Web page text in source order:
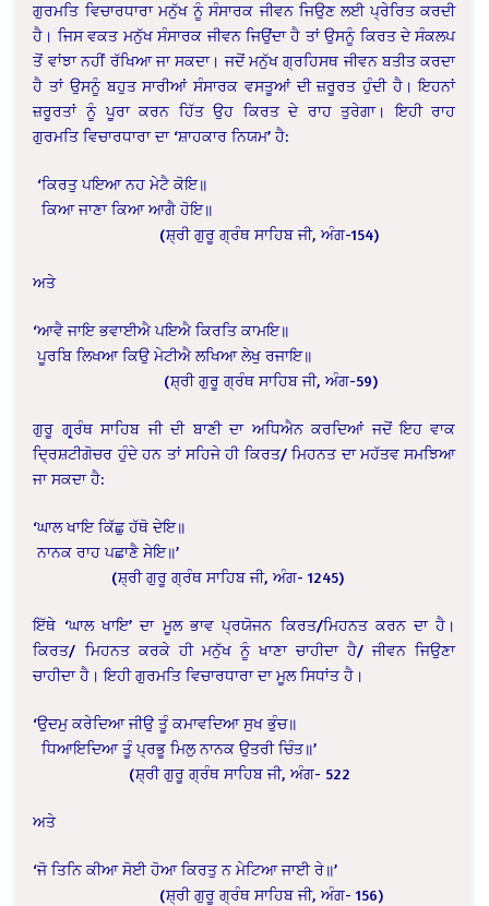
ਗੁਰਮਤਿ ਵਿਚਾਰਧਾਰਾ ਮਨੁੱਖ ਨੂੰ ਸੰਸਾਰਕ ਜੀਵਨ ਜਿਉਣ ਲਈ ਪ੍ਰੇਰਿਤ ਕਰਦੀ
ਹੈ। ਜਿਸ ਵਕਤ ਮਨੁੱਖ ਸੰਸਾਰਕ ਜੀਵਨ ਜਿਉਂਦਾ ਹੈ ਤਾਂ ਉਸਨੂੰ ਕਿਰਤ ਦੇ ਸੰਕਲਪ
ਤੋਂ ਵਾਂਝਾ ਨਹੀਂ ਰੱਖਿਆ ਜਾ ਸਕਦਾ। ਜਦੋਂ ਮਨੁੱਖ ਗ੍ਰਹਿਸਥ ਜੀਵਨ ਬਤੀਤ ਕਰਦਾ
ਹੈ ਤਾਂ ਉਸਨੂੰ ਬਹੁਤ ਸਾਰੀਆਂ ਸੰਸਾਰਕ ਵਸਤੂਆਂ ਦੀ ਜ਼ਰੂਰਤ ਹੁੰਦੀ ਹੈ। ਇਹਨਾਂ
ਜ਼ਰੂਰਤਾਂ ਨੂੰ ਪੂਰਾ ਕਰਨ ਹਿੱਤ ਉਹ ਕਿਰਤ ਦੇ ਰਾਹ ਤੁਰੇਗਾ। ਇਹੀ ਰਾਹ
ਗੁਰਮਤਿ ਵਿਚਾਰਧਾਰਾ ਦਾ ‘ਸ਼ਾਹਕਾਰ ਨਿਯਮ’ ਹੈ:
‘ਕਿਰਤੁ ਪਇਆ ਨਹ ਮੇਟੈ ਕੋਇ॥
ਕਿਆ ਜਾਣਾ ਕਿਆ ਆਗੈ ਹੋਇ॥
(ਸ਼੍ਰੀ ਗੁਰੂ ਗ੍ਰੰਥ ਸਾਹਿਬ ਜੀ, ਅੰਗ-154)
ਅਤੇ
‘ਆਵੈ ਜਾਇ ਭਵਾਈਐ ਪਇਐ ਕਿਰਤਿ ਕਾਮਇ॥
ਪੂਰਬਿ ਲਿਖਆ ਕਿਉ ਮੇਟੀਐ ਲਖਿਆ ਲੇਖੁ ਰਜਾਇ॥
(ਸ਼੍ਰੀ ਗੁਰੂ ਗ੍ਰੰਥ ਸਾਹਿਬ ਜੀ, ਅੰਗ-59)
ਗੁਰੂ ਗ੍ਰ੍ਰੰਥ ਸਾਹਿਬ ਜੀ ਦੀ ਬਾਣੀ ਦਾ ਅਧਿਐਨ ਕਰਦਿਆਂ ਜਦੋਂ ਇਹ ਵਾਕ
ਦ੍ਰਿਸ਼ਟੀਗੋਚਰ ਹੁੰਦੇ ਹਨ ਤਾਂ ਸਹਿਜੇ ਹੀ ਕਿਰਤ/ ਮਿਹਨਤ ਦਾ ਮਹੱਤਵ ਸਮਝਿਆ
ਜਾ ਸਕਦਾ ਹੈ:
‘ਘਾਲ ਖਾਇ ਕਿੱਛੁ ਹੱਥੋ ਦੇਇ॥
ਨਾਨਕ ਰਾਹ ਪਛਾਣੈ ਸੇਇ॥’
(ਸ਼੍ਰੀ ਗੁਰੂ ਗ੍ਰੰਥ ਸਾਹਿਬ ਜੀ, ਅੰਗ- 1245)
ਇੱਥੇ ‘ਘਾਲ ਖਾਇ’ ਦਾ ਮੂਲ ਭਾਵ ਪ੍ਰਯੋਜਨ ਕਿਰਤ/ਮਿਹਨਤ ਕਰਨ ਦਾ ਹੈ।
ਕਿਰਤ/ ਮਿਹਨਤ ਕਰਕੇ ਹੀ ਮਨੁੱਖ ਨੂੰ ਖਾਣਾ ਚਾਹੀਦਾ ਹੈ/ ਜੀਵਨ ਜਿਉਣਾ
ਚਾਹੀਦਾ ਹੈ। ਇਹੀ ਗੁਰਮਤਿ ਵਿਚਾਰਧਾਰਾ ਦਾ ਮੂਲ ਸਿਧਾਂਤ ਹੈ।
‘ਉਦਮੁ ਕਰੇਦਿਆ ਜੀਉ ਤੂੰ ਕਮਾਵਦਿਆ ਸੁਖ ਭੁੰਚ॥
ਧਿਆਇਦਿਆ ਤੂੰ ਪ੍ਰਭੂ ਮਿਲੁ ਨਾਨਕ ਉਤਰੀ ਚਿੰਤ॥’
(ਸ਼੍ਰੀ ਗੁਰੂ ਗ੍ਰੰਥ ਸਾਹਿਬ ਜੀ, ਅੰਗ- 522
ਅਤੇ
‘ਜੋ ਤਿਨਿ ਕੀਆ ਸੋਈ ਹੋਆ ਕਿਰਤੁ ਨ ਮੇਟਿਆ ਜਾਈ ਰੇ॥’
(ਸ਼੍ਰੀ ਗੁਰੂ ਗ੍ਰੰਥ ਸਾਹਿਬ ਜੀ, ਅੰਗ- 156)